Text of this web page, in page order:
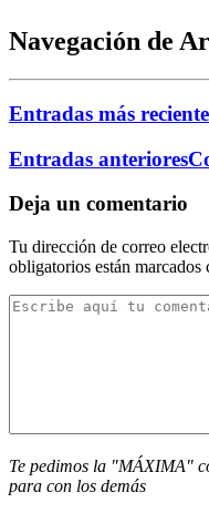
Navegación de
Entradas más
Entradas anteriores
Deja un comentario
Tu dirección de correo
obligatorios están marcados
Te pedimos la "MÁXIMA"
para con los demás